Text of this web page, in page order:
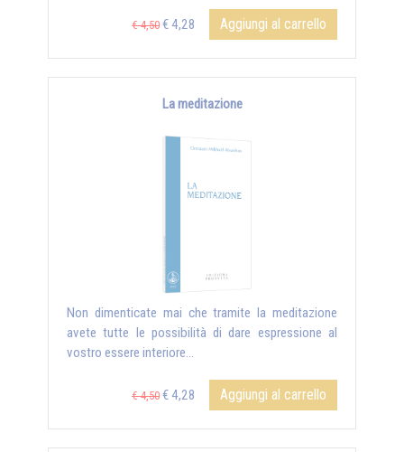
€ 4,50 € 4,28 Aggiungi al carrello
La meditazione
Non dimenticate mai che tramite la meditazione
avete tutte le possibilità di dare espressione al
vostro essere interiore...
€ 4,50 € 4,28 Aggiungi al carrello